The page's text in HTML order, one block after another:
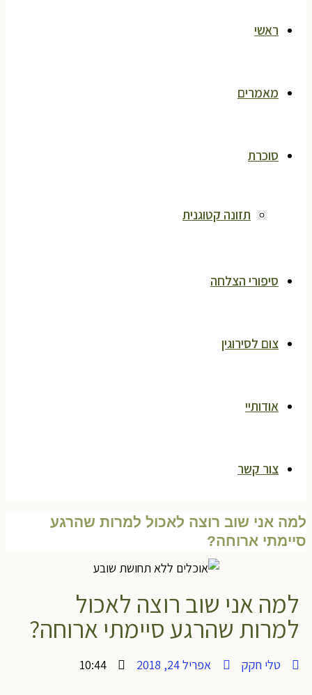
ראשי
מאמרים
סוכרת
תזונה קטוגנית
סיפורי הצלחה
צום לסירוגין
אודותיי
צור קשר
אני שוב רוצה לאכול למרות שהרגע
ארוחה?
למה אני שוב רוצה לאכול
למרות שהרגע סיימתי ארוחה?
טלי חקק אפריל 24, 2018 10:44